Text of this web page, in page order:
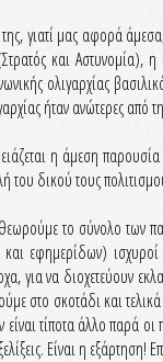
γιατί μας αφορά
και
ολιγαρχίας
ήταν ανώτερες
η άμεση
του δικού τους
το σύνολο των
εφημερίδων) ισχυροί
για να διοχετεύουν
στο σκοτάδι και
τίποτα άλλο παρά
Είναι η